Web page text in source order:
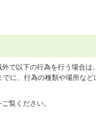
で以下の行為を行う場合は
に、行為の種類や場所など
覧ください。